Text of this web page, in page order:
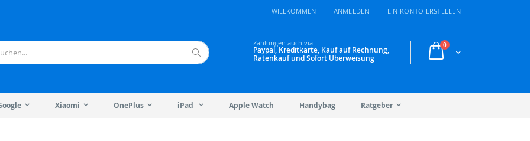
WILLKOMMEN ANMELDEN EIN KONTO ERSTELLEN
Warenkorb
0Artikel
Zahlungen auch via
Paypal, Kreditkarte, Kauf auf Rechnung,
Ratenkauf und Sofort Überweisung
Xiaomi OnePlus iPad Apple Watch Handybag Ratgeber